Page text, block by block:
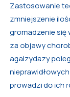
Zastosowanie
zmniejszenie
gromadzenie się
za objawy
agalzydazy
prowadzi do ich